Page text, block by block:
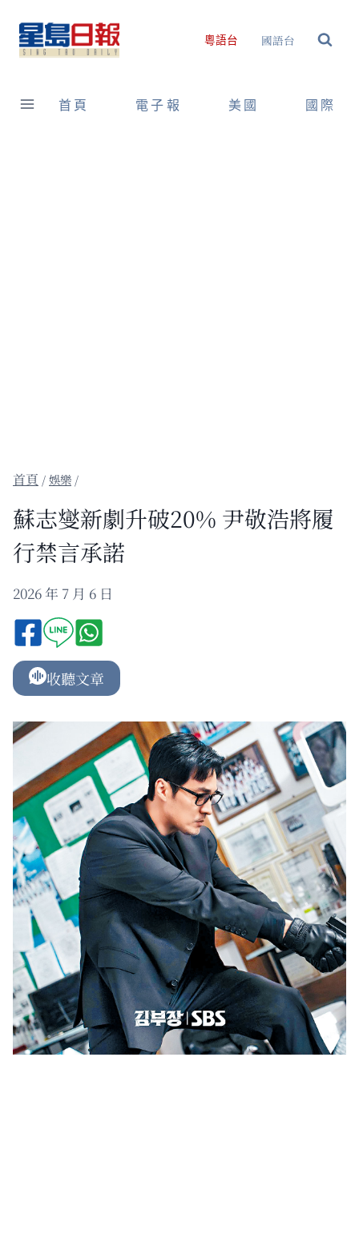
content
粵語台 國語台
首頁 電子報 美國 國際
/娛樂 /
蘇志燮新劇升破20% 尹敬浩將履
行禁言承諾
2026 年 7 月 6 日
收聽文章